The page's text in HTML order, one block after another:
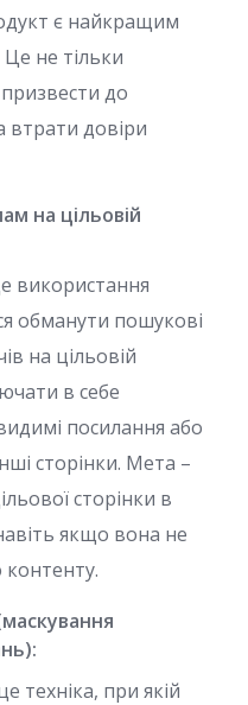
є найкращим
Це не тільки
до
втрати довіри
на цільовій
використання
обманути пошукові
на цільовій
в себе
посилання або
сторінки. Мета –
сторінки в
якщо вона не
контенту.
техніка, при якій